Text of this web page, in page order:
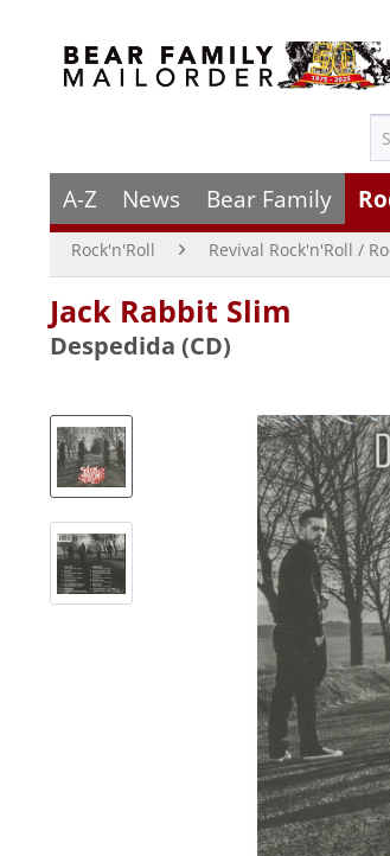
A-Z News Bear Family
Rock'n'Roll Revival Rock'n'Roll /
Jack Rabbit Slim
Despedida (CD)